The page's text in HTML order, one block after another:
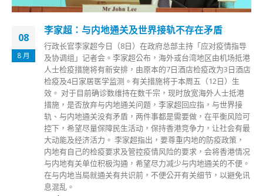
08
8 月
李家超：与内地通关及世界接轨不存在矛盾
行政长官李家超今日（8日）在政府总部主持「应对疫情指导
及协调组」记者会。李家超公布，海外或台湾地区由机场抵港
人士检疫措施将有新安排，由原本的7日酒店检疫改为3日酒店
检疫及4日家居医学监测。有关措施将于本周五（12日）生
效。 对于目前确诊数维持在数千宗，现时放宽海外人士抵港
措施，是否放弃与内地通关问题，李家超回应指，与世界接
轨、与内地通关没有矛盾，两件事都是需要做，在平衡风险可
控下，希望尽量保障民生活动，保持香港竞争力，让社会有最
大动能及经济活力。 李家超指出，要尊重内地的防疫政策，
内地有自己的检疫要求及管控疫情风险的要求，会将香港情况
与内地有关单位积极沟通，希望尽力减少与内地通关的不便。
在与内地当局就通关有共识前，不便公开有关细节，以避免讯
息混乱。